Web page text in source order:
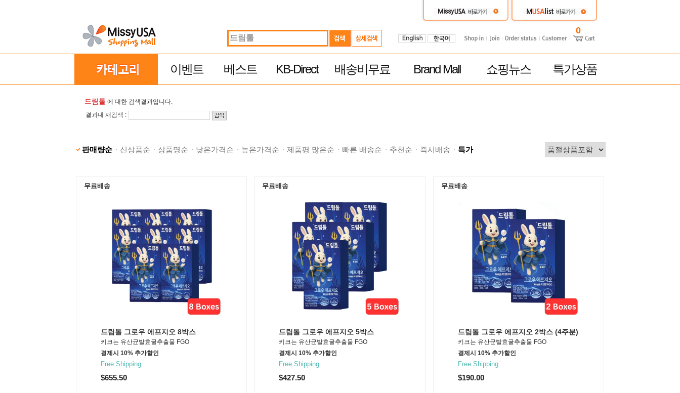
0
이벤트 베스트 KB-Direct 배송비무료 Brand Mall 쇼핑뉴스 특가상품
드림톨 에 대한 검색결과입니다.
결과내 재검색 :
판매량순 신상품순 상품명순 낮은가격순 높은가격순 제품평 많은순 빠른 배송순 추천순 즉시배송 특가
무료배송
드림톨 그로우 에프지오 8박스
키크는 유산균발효굴추출물 FGO
결제시 10% 추가할인
Free Shipping
$655.50
무료배송
드림톨 그로우 에프지오 5박스
키크는 유산균발효굴추출물 FGO
결제시 10% 추가할인
Free Shipping
$427.50
무료배송
드림톨 그로우 에프지오 2박스 (4주분)
키크는 유산균발효굴추출물 FGO
결제시 10% 추가할인
Free Shipping
$190.00